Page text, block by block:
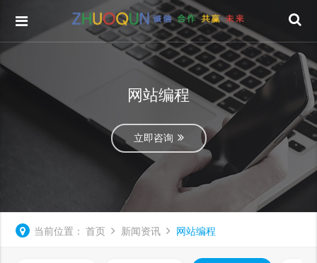
网站编程
立即咨询
当前位置： 首页 新闻资讯 网站编程